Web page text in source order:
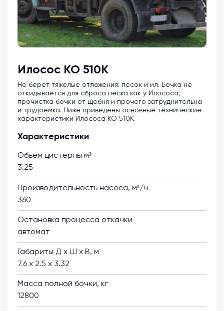
Илосос КО 510К
Не берет тяжелые отложения: песок и ил. Бочка не
откидывается для сброса песка как у Илососа,
прочистка бочки от щебня и прочего затруднительна
и трудоемка. Ниже приведены основные технические
характеристики Илососа КО 510К.
Характеристики
Объем цистерны м³
3.25
Производительность насоса, м³/ч
360
Остановка процесса откачки
автомат
Габариты Д х Ш х В, м
7.6 х 2.5 х 3.32
Масса полной бочки, кг
12800